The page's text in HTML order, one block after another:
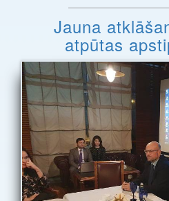
Jauna
atpūtas